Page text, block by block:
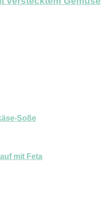
Soße
mit Feta